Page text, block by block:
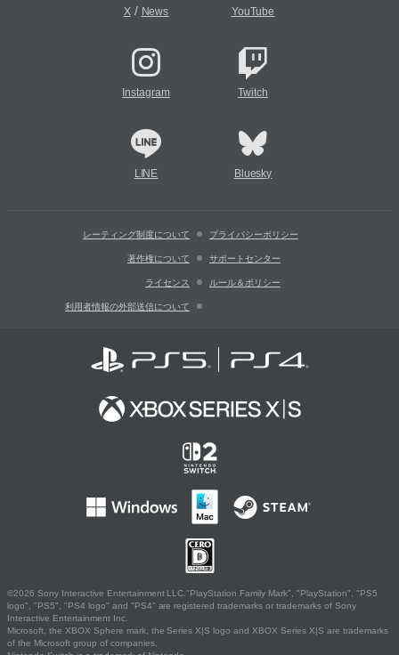
X/ News YouTube
Instagram Twitch
LINE Bluesky
レーティング制度について プライバシーポリシー
著作権について サポートセンター
ライセンス ルール＆ポリシー
利用者情報の外部送信について
©2026 Sony Interactive Entertainment LLC."PlayStation Family Mark", "PlayStation", "PS5
logo", "PS5", "PS4 logo" and "PS4" are registered trademarks or trademarks of Sony
Interactive Entertainment Inc.
Microsoft, the XBOX Sphere mark, the Series X|S logo and XBOX Series X|S are trademarks
of the Microsoft group of companies.